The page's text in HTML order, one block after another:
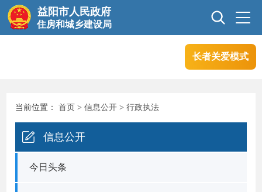
益阳市人民政府
住房和城乡建设局
信息公开
政务服务
长者关爱模式
当前位置：首页 >信息公开 >行政执法
信息公开
今日头条